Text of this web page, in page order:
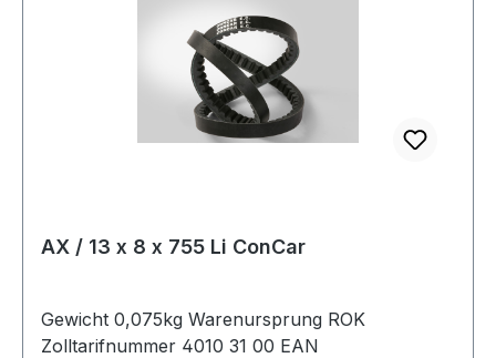
AX / 13 x 8 x 755 Li ConCar
Gewicht 0,075kg Warenursprung ROK
Zolltarifnummer 4010 31 00 EAN